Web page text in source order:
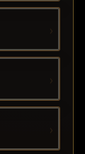
›
›
›